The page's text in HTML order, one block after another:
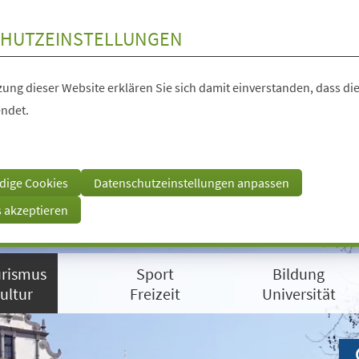
dieser Website erklären Sie sich damit einverstanden, dass
Cookies
Datenschutzeinstellungen anpassen
akzeptieren
Sport
Freizeit
Bildung
Universität